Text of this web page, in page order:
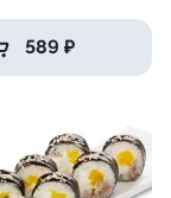
589 ₽